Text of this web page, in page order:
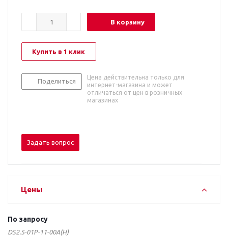
В корзину
Купить в 1 клик
Поделиться
Цена действительна только для
интернет-магазина и может
отличаться от цен в розничных
магазинах
Задать вопрос
Цены
По запросу
DS2.5-01P-11-00A(H)